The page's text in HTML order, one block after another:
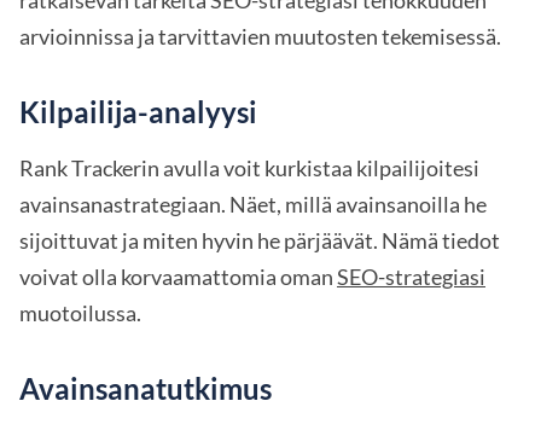
arvioinnissa ja tarvittavien muutosten tekemisessä.
Kilpailija-analyysi
Rank Trackerin avulla voit kurkistaa kilpailijoitesi
avainsanastrategiaan. Näet, millä avainsanoilla he
sijoittuvat ja miten hyvin he pärjäävät. Nämä tiedot
voivat olla korvaamattomia omanSEO-strategiasi
muotoilussa.
Avainsanatutkimus